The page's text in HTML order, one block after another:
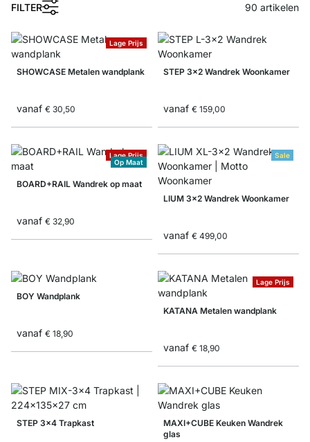
FILTER 90 artikelen
Lage Prijs
SHOWCASE Metalen wandplank
vanaf € 30,50
STEP 3x2 Wandrek Woonkamer
vanaf € 159,00
Lage Prijs
Op Maat
BOARD+RAIL Wandrek op maat
vanaf € 32,90
Sale
LIUM 3x2 Wandrek Woonkamer
vanaf € 499,00
BOY Wandplank
vanaf € 18,90
Lage Prijs
KATANA Metalen wandplank
vanaf € 18,90
STEP 3x4 Trapkast
MAXI+CUBE Keuken Wandrek
glas